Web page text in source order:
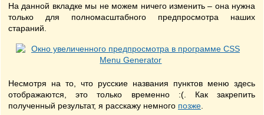
На данной вкладке мы не можем ничего изменить – она нужна
только для полномасштабного предпросмотра наших
стараний.
Несмотря на то, что русские названия пунктов меню здесь
отображаются, это только временно :(. Как закрепить
полученный результат, я расскажу немного позже